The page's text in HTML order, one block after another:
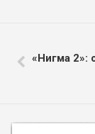
«Нигма 2»: